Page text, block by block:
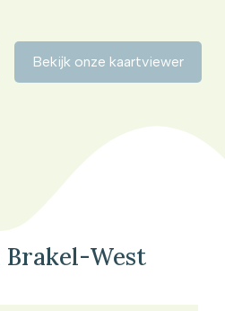
Bekijk onze kaartviewer
Brakel-West